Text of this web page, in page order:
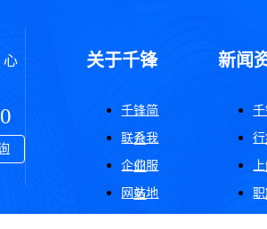
关于千锋
千锋简
介
联系我
们
企业服
务
网站地
新闻